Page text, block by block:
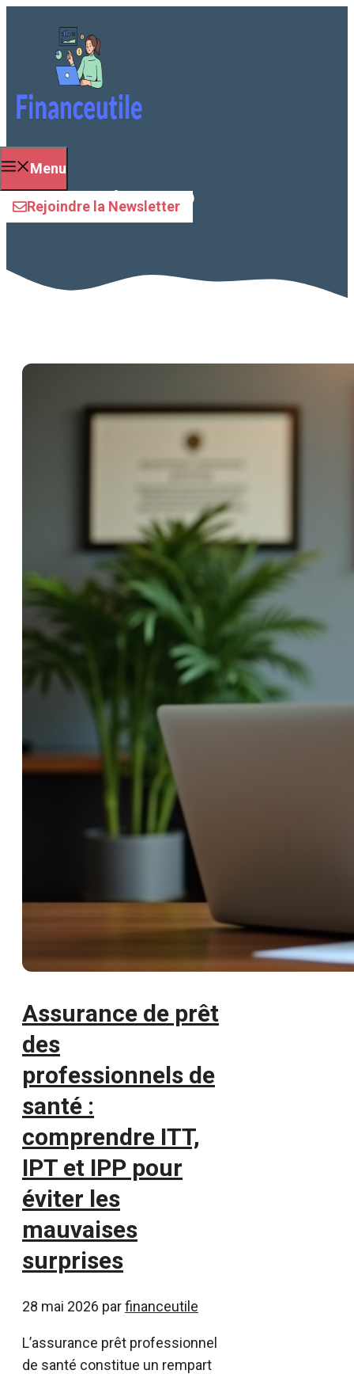
Menu
Rejoindre la Newsletter
garantie IPP
Assurance de prêt
des
professionnels de
santé :
comprendre ITT,
IPT et IPP pour
éviter les
mauvaises
surprises
28 mai 2026 parfinanceutile
L’assurance prêt professionnel
de santé constitue un rempart